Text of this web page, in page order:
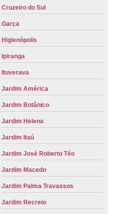
Cruzeiro do Sul
Garça
Higienópolis
Ipiranga
Ituverava
Jardim América
Jardim Botânico
Jardim Helena
Jardim Itaú
Jardim José Roberto Téo
Jardim Macedo
Jardim Palma Travassos
Jardim Recreio